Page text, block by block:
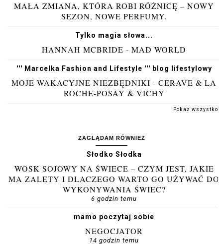
MAŁA ZMIANA, KTÓRA ROBI RÓŻNICĘ – NOWY
SEZON, NOWE PERFUMY.
Tylko magia słowa...
HANNAH MCBRIDE - MAD WORLD
''' Marcelka Fashion and Lifestyle ''' blog lifestylowy
MOJE WAKACYJNE NIEZBĘDNIKI - CERAVE & LA
ROCHE-POSAY & VICHY
Pokaż wszystko
ZAGLĄDAM RÓWNIEŻ
Słodko Słodka
WOSK SOJOWY NA ŚWIECE – CZYM JEST, JAKIE
MA ZALETY I DLACZEGO WARTO GO UŻYWAĆ DO
WYKONYWANIA ŚWIEC?
6 godzin temu
mamo poczytaj sobie
NEGOCJATOR
14 godzin temu